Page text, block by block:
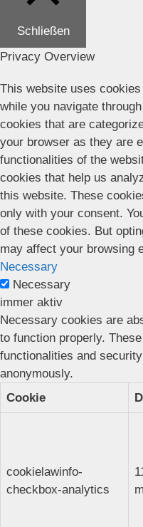
Schließen
Privacy Overview
This website uses
while you navigate
cookies that are
your browser as they are
functionalities of the
cookies that help us
this website. These
only with your consent.
of these cookies. But
may affect your browsing
Necessary
Necessary
immer aktiv
Necessary cookies are
to function properly.
functionalities and
anonymously.
Cookie
cookielawinfo-
checkbox-analytics